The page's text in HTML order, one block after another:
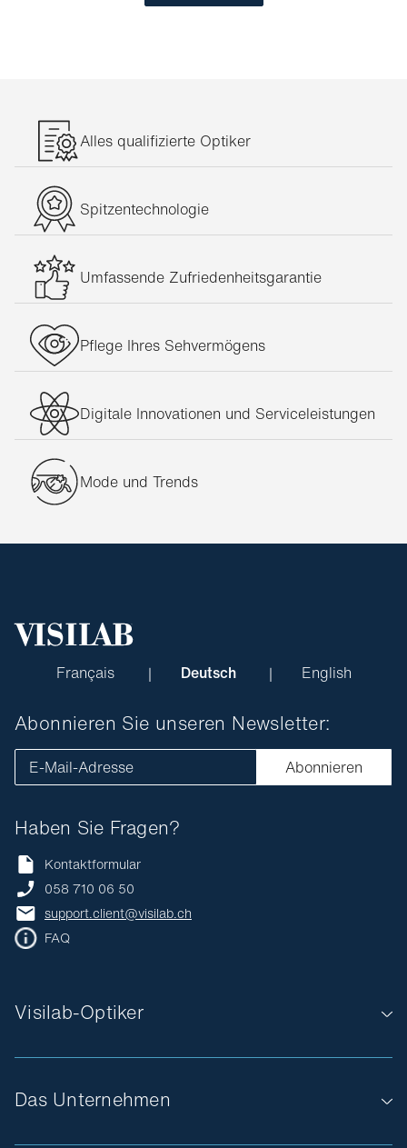
Alles qualifizierte Optiker
Spitzentechnologie
Umfassende Zufriedenheitsgarantie
Pflege Ihres Sehvermögens
Digitale Innovationen und Serviceleistungen
Mode und Trends
Français Deutsch English
Das Unternehmen
Visilab-Optiker
Haben Sie Fragen?
Kontaktformular
058 710 06 50
support.client@visilab.ch
FAQ
Abonnieren Sie unseren Newsletter:
E-Mail-Adresse Abonnieren